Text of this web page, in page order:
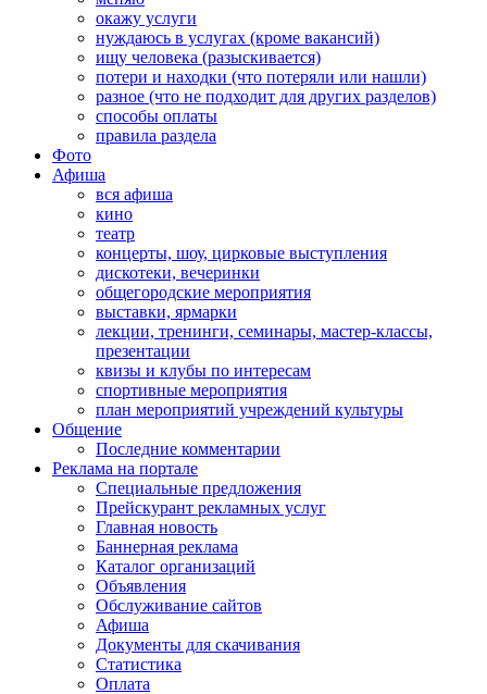
окажу услуги
нуждаюсь в услугах (кроме вакансий)
ищу человека (разыскивается)
потери и находки (что потеряли или нашли)
разное (что не подходит для других разделов)
способы оплаты
правила раздела
Фото
Афиша
вся афиша
кино
театр
концерты, шоу, цирковые выступления
дискотеки, вечеринки
общегородские мероприятия
выставки, ярмарки
лекции, тренинги, семинары, мастер-классы,
презентации
квизы и клубы по интересам
спортивные мероприятия
план мероприятий учреждений культуры
Общение
Последние комментарии
Реклама на портале
Специальные предложения
Прейскурант рекламных услуг
Главная новость
Баннерная реклама
Каталог организаций
Объявления
Обслуживание сайтов
Афиша
Документы для скачивания
Статистика
Оплата